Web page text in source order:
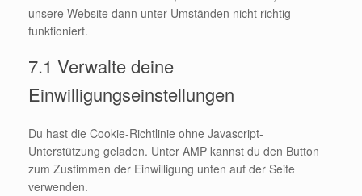
unsere Website dann unter Umständen nicht richtig
funktioniert.
7.1 Verwalte deine
Einwilligungseinstellungen
Du hast die Cookie-Richtlinie ohne Javascript-
Unterstützung geladen. Unter AMP kannst du den Button
zum Zustimmen der Einwilligung unten auf der Seite
verwenden.